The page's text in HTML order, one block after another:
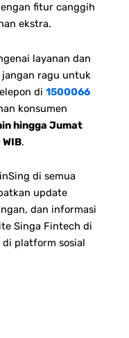
fitur canggih
ekstra.
layanan dan
ragu untuk
di 1500066
konsumen
hingga Jumat
.
di semua
update
dan informasi
Singa Fintech di
platform sosial